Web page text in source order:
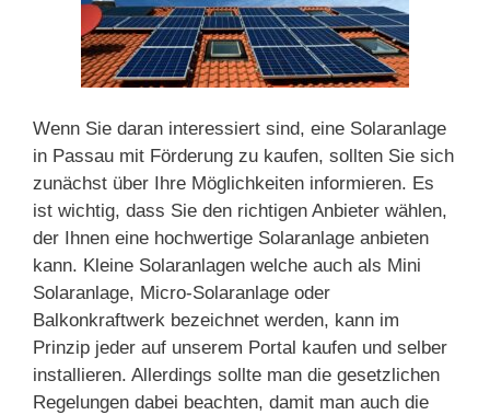
Wenn Sie daran interessiert sind, eine Solaranlage
in Passau mit Förderung zu kaufen, sollten Sie sich
zunächst über Ihre Möglichkeiten informieren. Es
ist wichtig, dass Sie den richtigen Anbieter wählen,
der Ihnen eine hochwertige Solaranlage anbieten
kann. Kleine Solaranlagen welche auch als Mini
Solaranlage, Micro-Solaranlage oder
Balkonkraftwerk bezeichnet werden, kann im
Prinzip jeder auf unserem Portal kaufen und selber
installieren. Allerdings sollte man die gesetzlichen
Regelungen dabei beachten, damit man auch die